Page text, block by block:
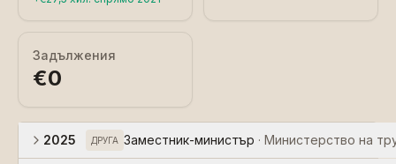
Задължения
€0
2025 ДРУГА Заместник-министър · Министерство на